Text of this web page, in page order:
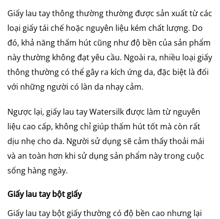
Giấy lau tay thông thường thường được sản xuất từ các
loại giấy tái chế hoặc nguyên liệu kém chất lượng. Do
đó, khả năng thấm hút cũng như độ bền của sản phẩm
này thường không đạt yêu cầu. Ngoài ra, nhiều loại giấy
thông thường có thể gây ra kích ứng da, đặc biệt là đối
với những người có làn da nhạy cảm.
Ngược lại, giấy lau tay Watersilk được làm từ nguyên
liệu cao cấp, không chỉ giúp thấm hút tốt mà còn rất
dịu nhẹ cho da. Người sử dụng sẽ cảm thấy thoải mái
và an toàn hơn khi sử dụng sản phẩm này trong cuộc
sống hàng ngày.
Giấy lau tay bột giấy
Giấy lau tay bột giấy thường có độ bền cao nhưng lại